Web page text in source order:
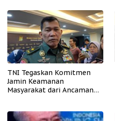
TNI Tegaskan Komitmen
Jamin Keamanan
Masyarakat dari Ancaman